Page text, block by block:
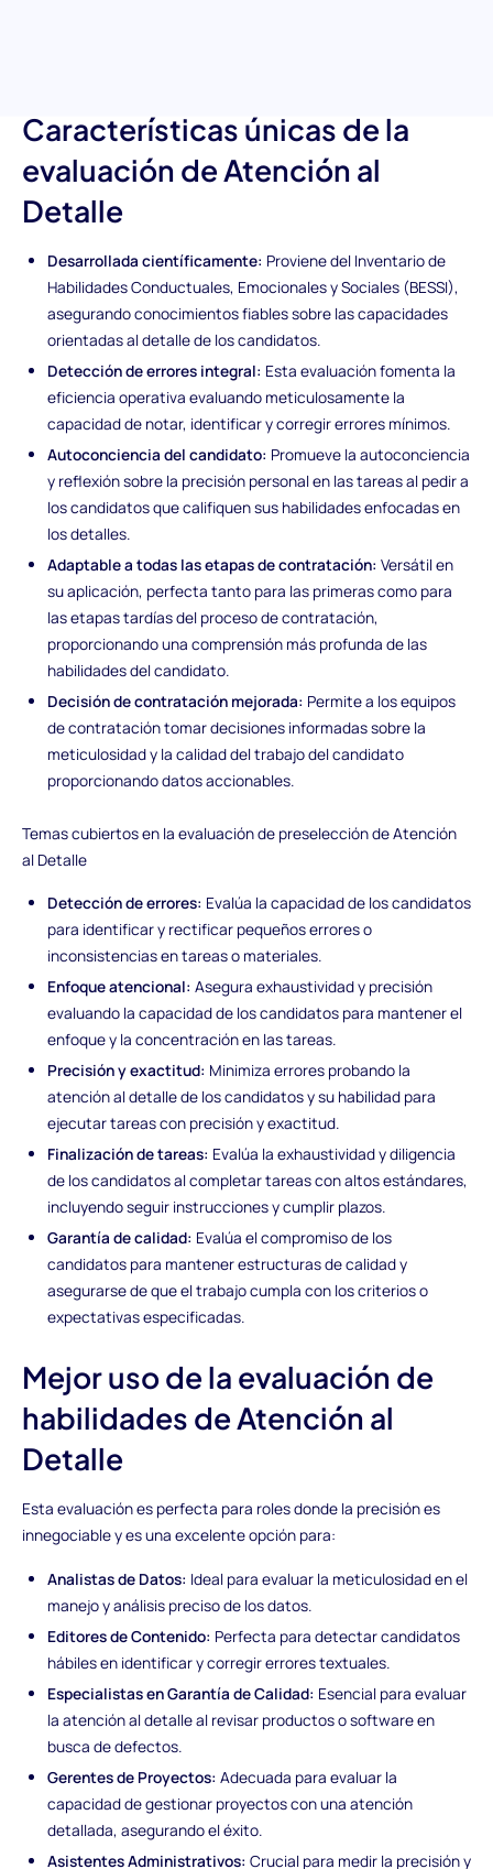
Características únicas de la
evaluación de Atención al
Detalle
Desarrollada científicamente: Proviene del Inventario de
Habilidades Conductuales, Emocionales y Sociales (BESSI),
asegurando conocimientos fiables sobre las capacidades
orientadas al detalle de los candidatos.
Detección de errores integral: Esta evaluación fomenta la
eficiencia operativa evaluando meticulosamente la
capacidad de notar, identificar y corregir errores mínimos.
Autoconciencia del candidato: Promueve la autoconciencia
y reflexión sobre la precisión personal en las tareas al pedir a
los candidatos que califiquen sus habilidades enfocadas en
los detalles.
Adaptable a todas las etapas de contratación: Versátil en
su aplicación, perfecta tanto para las primeras como para
las etapas tardías del proceso de contratación,
proporcionando una comprensión más profunda de las
habilidades del candidato.
Decisión de contratación mejorada: Permite a los equipos
de contratación tomar decisiones informadas sobre la
meticulosidad y la calidad del trabajo del candidato
proporcionando datos accionables.
Temas cubiertos en la evaluación de preselección de Atención
al Detalle
Detección de errores: Evalúa la capacidad de los candidatos
para identificar y rectificar pequeños errores o
inconsistencias en tareas o materiales.
Enfoque atencional: Asegura exhaustividad y precisión
evaluando la capacidad de los candidatos para mantener el
enfoque y la concentración en las tareas.
Precisión y exactitud: Minimiza errores probando la
atención al detalle de los candidatos y su habilidad para
ejecutar tareas con precisión y exactitud.
Finalización de tareas: Evalúa la exhaustividad y diligencia
de los candidatos al completar tareas con altos estándares,
incluyendo seguir instrucciones y cumplir plazos.
Garantía de calidad: Evalúa el compromiso de los
candidatos para mantener estructuras de calidad y
asegurarse de que el trabajo cumpla con los criterios o
expectativas especificadas.
Mejor uso de la evaluación de
habilidades de Atención al
Detalle
Esta evaluación es perfecta para roles donde la precisión es
innegociable y es una excelente opción para:
Analistas de Datos: Ideal para evaluar la meticulosidad en el
manejo y análisis preciso de los datos.
Editores de Contenido: Perfecta para detectar candidatos
hábiles en identificar y corregir errores textuales.
Especialistas en Garantía de Calidad: Esencial para evaluar
la atención al detalle al revisar productos o software en
busca de defectos.
Gerentes de Proyectos: Adecuada para evaluar la
capacidad de gestionar proyectos con una atención
detallada, asegurando el éxito.
Asistentes Administrativos: Crucial para medir la precisión y